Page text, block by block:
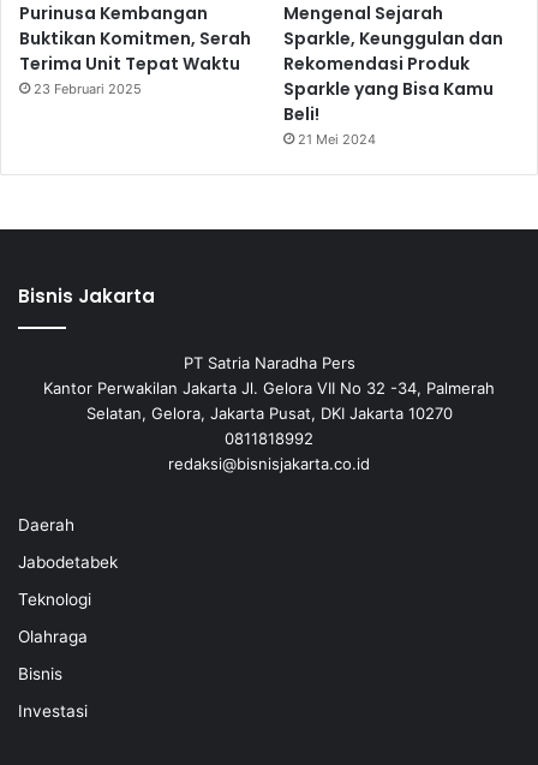
Purinusa Kembangan
Buktikan Komitmen, Serah
Terima Unit Tepat Waktu
23 Februari 2025
Mengenal Sejarah
Sparkle, Keunggulan dan
Rekomendasi Produk
Sparkle yang Bisa Kamu
Beli!
21 Mei 2024
Bisnis Jakarta
PT Satria Naradha Pers
Kantor Perwakilan Jakarta Jl. Gelora VII No 32 -34, Palmerah
Selatan, Gelora, Jakarta Pusat, DKI Jakarta 10270
0811818992
redaksi@bisnisjakarta.co.id
Daerah
Jabodetabek
Teknologi
Olahraga
Bisnis
Investasi